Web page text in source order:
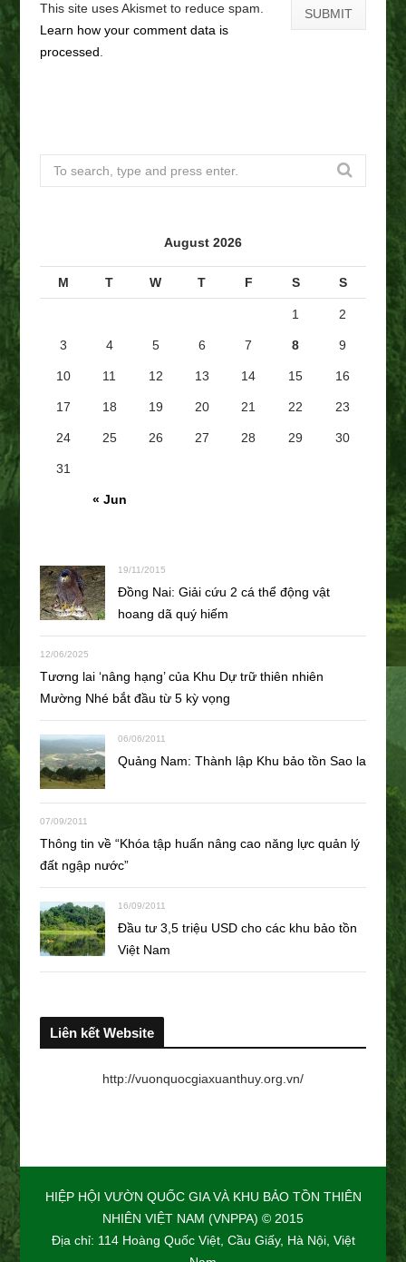
This site uses Akismet to reduce spam.
Learn how your comment data is
processed
e
f
August 2026
M T W T F S S
« Jun
1 2
3 4 5 6 7 8 9
10 11 12 13 14 15 16
17 18 19 20 21 22 23
24 25 26 27 28 29 30
31
19/11/2015
Đồng Nai: Giải cứu 2 cá thể động vật
hoang dã quý hiếm
12/06/2025
Tương lai ‘nâng hạng’ của Khu Dự trữ thiên nhiên
Mường Nhé bắt đầu từ 5 kỳ vọng
06/06/2011
Quảng Nam: Thành lập Khu bảo tồn Sao la
07/09/2011
Thông tin về “Khóa tập huấn nâng cao năng lực quản lý
đất ngập nước”
16/09/2011
Đầu tư 3,5 triệu USD cho các khu bảo tồn
Việt Nam
Liên kết Website
http://vuonquocgiaxuanthuy.org.vn/
HIỆP HỘI VƯỜN QUỐC GIA VÀ KHU BẢO TỒN THIÊN
NHIÊN VIỆT NAM (VNPPA) © 2015
Địa chỉ: 114 Hoàng Quốc Việt, Cầu Giấy, Hà Nội, Việt